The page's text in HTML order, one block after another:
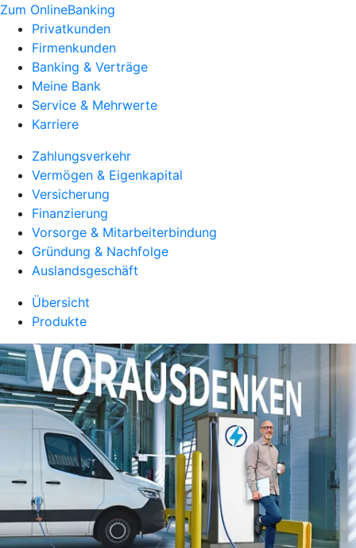
Zum OnlineBanking
Privatkunden
Firmenkunden
Banking & Verträge
Meine Bank
Service & Mehrwerte
Karriere
Zahlungsverkehr
Vermögen & Eigenkapital
Versicherung
Finanzierung
Vorsorge & Mitarbeiterbindung
Gründung & Nachfolge
Auslandsgeschäft
Übersicht
Produkte